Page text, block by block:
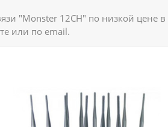
"Monster 12CH" по низкой цене
или по email.